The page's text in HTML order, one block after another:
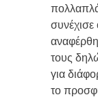
πολλαπλά
τους
για
το